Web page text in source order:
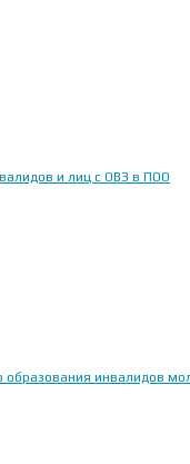
и лиц с ОВЗ в ПОО
инвалидов